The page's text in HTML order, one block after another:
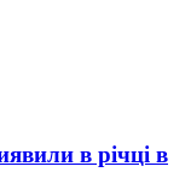
в річці в